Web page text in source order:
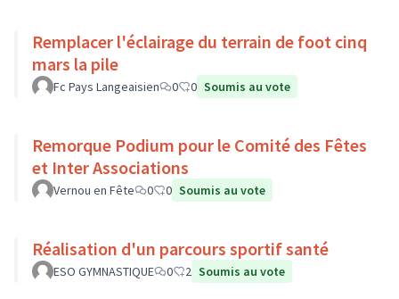
Remplacer l'éclairage du terrain de foot cinq
mars la pile
Fc Pays Langeaisien 0 0 Soumis au vote
Remorque Podium pour le Comité des Fêtes
et Inter Associations
Vernou en Fête 0 0 Soumis au vote
Réalisation d'un parcours sportif santé
ESO GYMNASTIQUE 0 2 Soumis au vote